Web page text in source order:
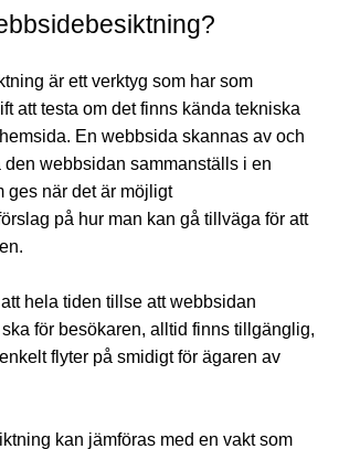
är ett verktyg som har som
att testa om det finns kända tekniska
En webbsida skannas av och
den webbsidan sammanställs i en
ges när det är möjligt
på hur man kan gå tillväga för att
hela tiden tillse att webbsidan
för besökaren, alltid finns tillgänglig,
flyter på smidigt för ägaren av
kan jämföras med en vakt som